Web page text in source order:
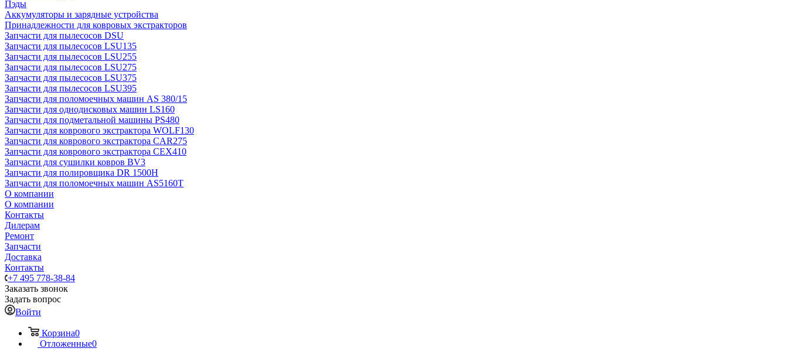
Пэды
Аккумуляторы и зарядные устройства
Принадлежности для ковровых экстракторов
Запчасти для пылесосов DSU
Запчасти для пылесосов LSU135
Запчасти для пылесосов LSU255
Запчасти для пылесосов LSU275
Запчасти для пылесосов LSU375
Запчасти для пылесосов LSU395
Запчасти для поломоечных машин AS 380/15
Запчасти для однодисковых машин LS160
Запчасти для подметальной машины PS480
Запчасти для коврового экстрактора WOLF130
Запчасти для коврового экстрактора CAR275
Запчасти для коврового экстрактора CEX410
Запчасти для сушилки ковров BV3
Запчасти для полировщика DR 1500H
Запчасти для поломоечных машин AS5160T
О компании
О компании
Контакты
Дилерам
Ремонт
Запчасти
Доставка
Контакты
+7 495 778-38-84
Заказать звонок
Задать вопрос
Войти
Корзина0
Отложенные0